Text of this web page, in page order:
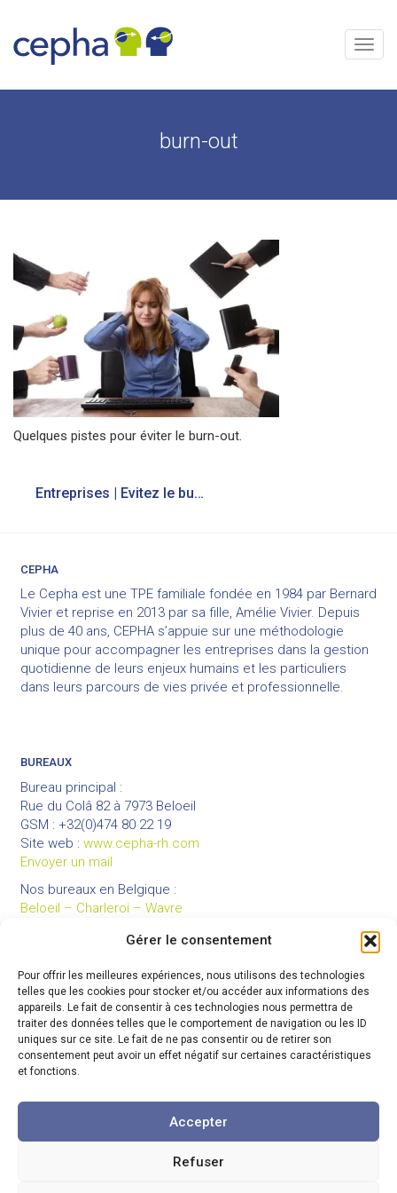
Gérer le consentement
Pour offrir les meilleures expériences, nous utilisons des technologies
telles que les cookies pour stocker et/ou accéder aux informations des
appareils. Le fait de consentir à ces technologies nous permettra de
traiter des données telles que le comportement de navigation ou les ID
uniques sur ce site. Le fait de ne pas consentir ou de retirer son
consentement peut avoir un effet négatif sur certaines caractéristiques
et fonctions.
Accepter
Refuser
contenu
Menu
burn-out
Quelques pistes pour éviter le burn-out.
Navigation
Entreprises | Evitez le burn-out à vos employés
CEPHA
Le Cepha est une TPE familiale fondée en 1984 par Bernard
Vivier et reprise en 2013 par sa fille, Amélie Vivier. Depuis
plus de 40 ans, CEPHA s’appuie sur une méthodologie
unique pour accompagner les entreprises dans la gestion
quotidienne de leurs enjeux humains et les particuliers
dans leurs parcours de vies privée et professionnelle.
BUREAUX
Bureau principal :
Rue du Colâ 82 à 7973 Beloeil
GSM : +32(0)474 80 22 19
Site web : www.cepha-rh.com
Envoyer un mail
Nos bureaux en Belgique :
Beloeil – Charleroi – Wavre
LIENS UTILES
Mentions légales
Conditions générales de vente
Politique de confidentialité
Partenaires
Code de déontologie